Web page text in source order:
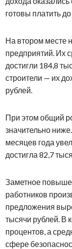
готовы платить
На втором месте
предприятий. Их
достигли 184,8
строители — их
рублей.
При этом общий
значительно
месяцев года
достигла 82,7
Заметное
работников
предложения
тысячи рублей. В
процентов, а
сфере